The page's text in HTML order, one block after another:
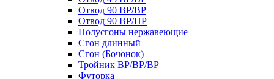
Отвод 90 ВР/ВР
Отвод 90 ВР/НР
Полусгоны нержавеющие
Сгон длинный
Сгон (Бочонок)
Тройник ВР/ВР/ВР
Футорка